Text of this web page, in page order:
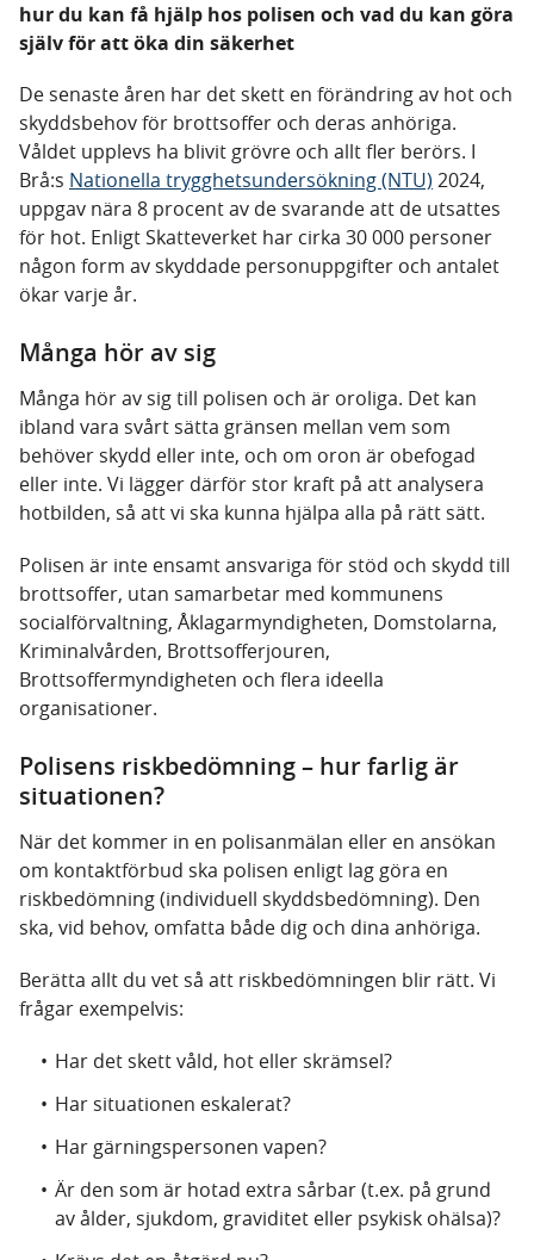
hur du kan få hjälp hos polisen och vad du kan göra
själv för att öka din säkerhet
De senaste åren har det skett en förändring av hot och
skyddsbehov för brottsoffer och deras anhöriga.
Våldet upplevs ha blivit grövre och allt fler berörs. I
Brå:s Nationella trygghetsundersökning (NTU) 2024,
uppgav nära 8 procent av de svarande att de utsattes
för hot. Enligt Skatteverket har cirka 30 000 personer
någon form av skyddade personuppgifter och antalet
ökar varje år.
Många hör av sig
Många hör av sig till polisen och är oroliga. Det kan
ibland vara svårt sätta gränsen mellan vem som
behöver skydd eller inte, och om oron är obefogad
eller inte. Vi lägger därför stor kraft på att analysera
hotbilden, så att vi ska kunna hjälpa alla på rätt sätt.
Polisen är inte ensamt ansvariga för stöd och skydd till
brottsoffer, utan samarbetar med kommunens
socialförvaltning, Åklagarmyndigheten, Domstolarna,
Kriminalvården, Brottsofferjouren,
Brottsoffermyndigheten och flera ideella
organisationer.
Polisens riskbedömning – hur farlig är
situationen?
När det kommer in en polisanmälan eller en ansökan
om kontaktförbud ska polisen enligt lag göra en
riskbedömning (individuell skyddsbedömning). Den
ska, vid behov, omfatta både dig och dina anhöriga.
Berätta allt du vet så att riskbedömningen blir rätt. Vi
frågar exempelvis:
Har det skett våld, hot eller skrämsel?
Har situationen eskalerat?
Har gärningspersonen vapen?
Är den som är hotad extra sårbar (t.ex. på grund
av ålder, sjukdom, graviditet eller psykisk ohälsa)?